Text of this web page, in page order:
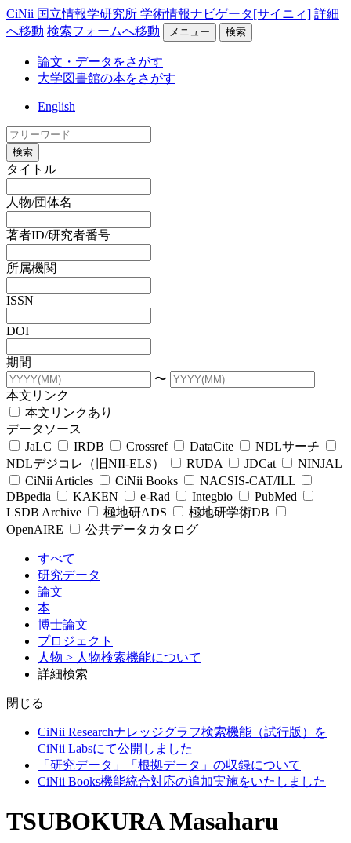
CiNii 国立情報学研究所 学術情報ナビゲータ[サイニィ] 詳細
へ移動 検索フォームへ移動 メニュー 検索
論文・データをさがす
大学図書館の本をさがす
English
検索
タイトル
人物/団体名
著者ID/研究者番号
所属機関
ISSN
DOI
期間
〜
本文リンク
本文リンクあり
データソース
JaLC
IRDB Crossref DataCite
NDLサーチ
NDLデジコレ（旧NII-ELS）
RUDA JDCat
NINJAL
CiNii Articles
CiNii Books
NACSIS-CAT/ILL
DBpedia
KAKEN e-Rad Integbio
PubMed
LSDB Archive
極地研ADS
極地研学術DB
OpenAIRE
公共データカタログ
すべて
研究データ
論文
本
博士論文
プロジェクト
人物 > 人物検索機能について
詳細検索
閉じる
CiNii Researchナレッジグラフ検索機能（試行版）を
CiNii Labsにて公開しました
「研究データ」「根拠データ」の収録について
CiNii Books機能統合対応の追加実施をいたしました
TSUBOKURA Masaharu